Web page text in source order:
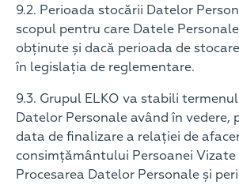
9.2. Perioada stocării Datelor
scopul pentru care Datele
obținute și dacă perioada de
în legislația de reglementare.
9.3. Grupul ELKO va stabili
Datelor Personale având în vedere,
data de finalizare a relației de
consimțământului Persoanei
Procesarea Datelor Personale și